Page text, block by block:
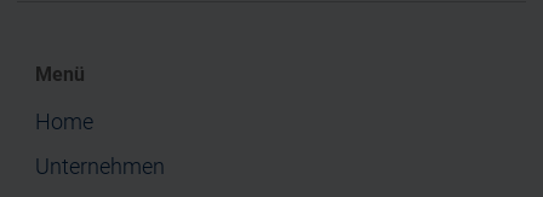
Menü
Home
Unternehmen